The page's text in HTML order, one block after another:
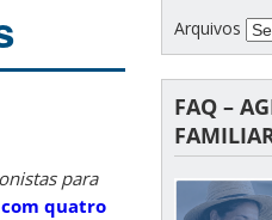
para
com quatro
Arquivos
FAQ –